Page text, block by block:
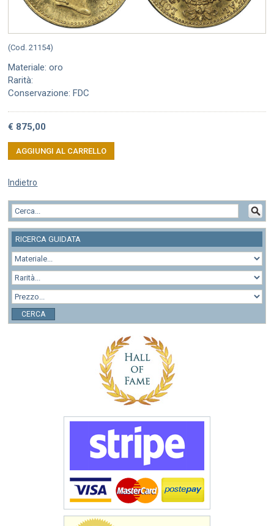
(Cod. 21154)
Materiale: oro
Rarità:
Conservazione: FDC
€ 875,00
AGGIUNGI AL CARRELLO
Indietro
RICERCA GUIDATA
CERCA